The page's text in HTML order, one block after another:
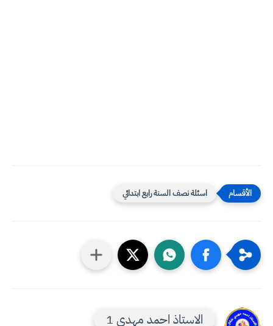
اسئلة نصف السنة رابع ابتدائي
الاستاذ احمد مهدي 1